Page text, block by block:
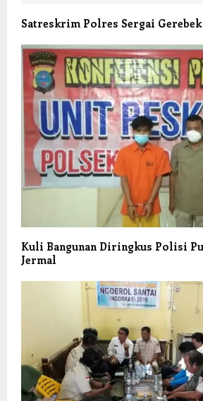
Satreskrim Polres Sergai
Kuli Bangunan Diringkus Polisi
Jermal